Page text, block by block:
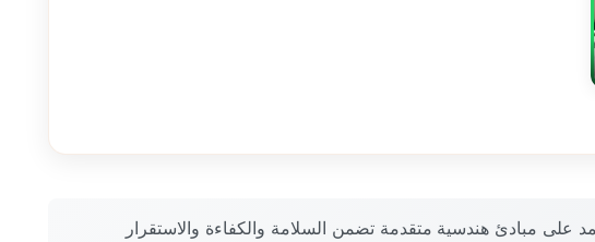
على مبادئ هندسية متقدمة تضمن السلامة والكفاءة والاستقرار